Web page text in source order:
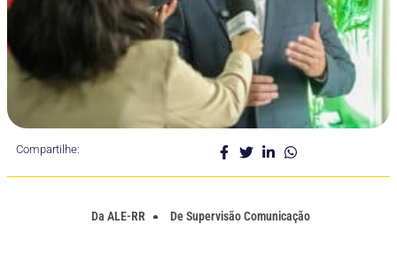
Compartilhe:
Da ALE-RR DeSupervisão Comunicação